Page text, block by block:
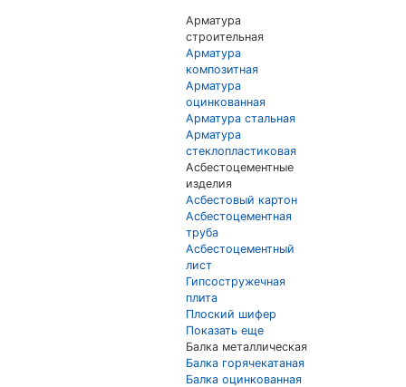
Арматура
строительная
Арматура
композитная
Арматура
оцинкованная
Арматура стальная
Арматура
стеклопластиковая
Асбестоцементные
изделия
Асбестовый картон
Асбестоцементная
труба
Асбестоцементный
лист
Гипсостружечная
плита
Плоский шифер
Показать еще
Балка металлическая
Балка горячекатаная
Балка оцинкованная